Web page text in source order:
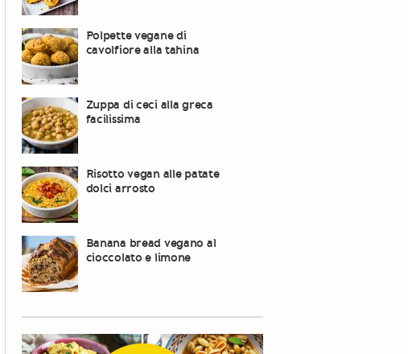
Polpette vegane di
cavolfiore alla tahina
Zuppa di ceci alla greca
facilissima
Risotto vegan alle patate
dolci arrosto
Banana bread vegano al
cioccolato e limone